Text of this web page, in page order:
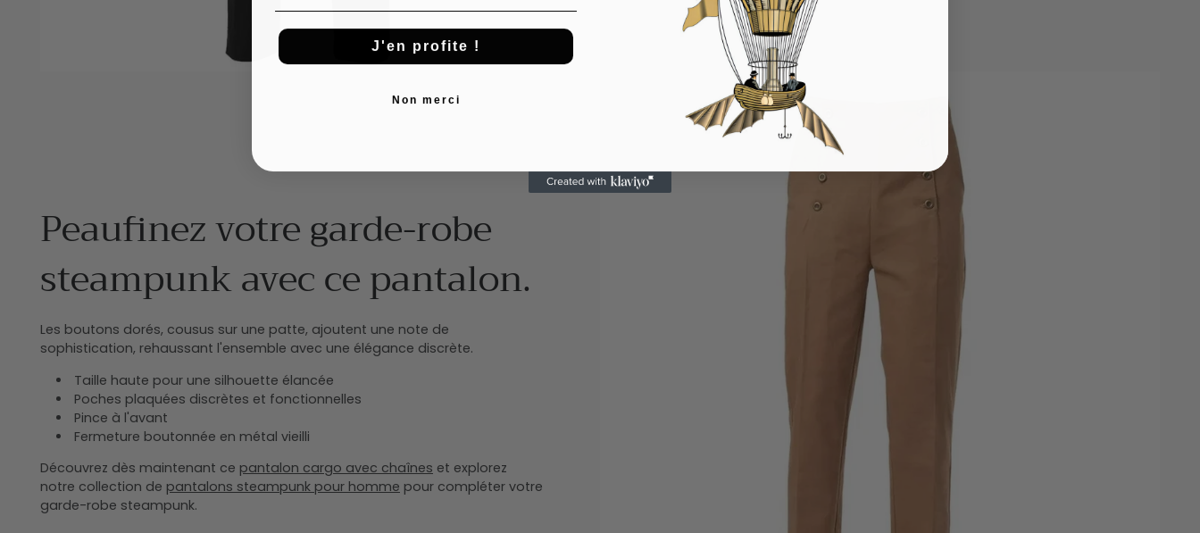
Peaufinez votre garde-robe
steampunk avec ce pantalon.
Les boutons dorés, cousus sur une patte, ajoutent une note de
sophistication, rehaussant l'ensemble avec une élégance discrète.
Taille haute pour une silhouette élancée
Poches plaquées discrètes et fonctionnelles
Pince à l'avant
Fermeture boutonnée en métal vieilli
Découvrez dès maintenant ce pantalon cargo avec chaînes et explorez
notre collection de pantalons steampunk pour homme pour compléter votre
garde-robe steampunk.
J'en profite !
Non merci